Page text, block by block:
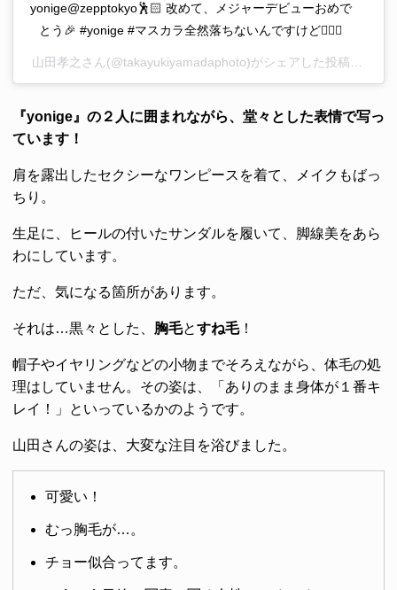
yonige@zepptokyo🕺🏻 改めて、メジャーデビューおめで
とう🎉 #yonige #マスカラ全然落ちないんですけど🤷🏻‍♂️
『yonige』の２人に囲まれながら、堂々とした表情で写っ
ています！
肩を露出したセクシーなワンピースを着て、メイクもばっ
ちり。
生足に、ヒールの付いたサンダルを履いて、脚線美をあら
わにしています。
ただ、気になる箇所があります。
それは…黒々とした、 胸毛とすね毛！
帽子やイヤリングなどの小物までそろえながら、体毛の処
理はしていません。その姿は、「ありのまま身体が１番キ
レイ！」といっているかのようです。
山田さんの姿は、大変な注目を浴びました。
可愛い！
むっ胸毛が…。
チョー似合ってます。